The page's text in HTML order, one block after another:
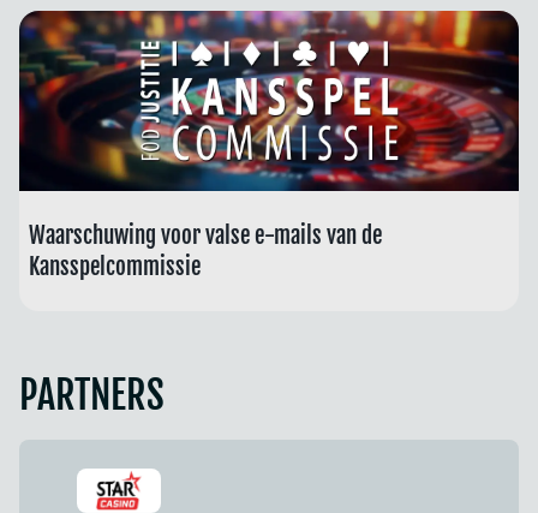
Waarschuwing voor valse e-mails van de
Kansspelcommissie
PARTNERS